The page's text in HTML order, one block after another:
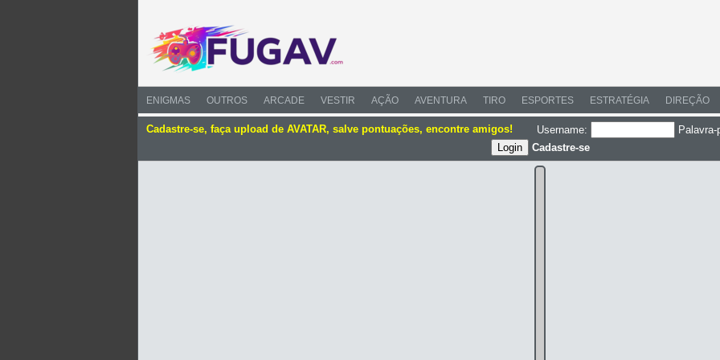
ENIGMAS OUTROS ARCADE VESTIR AÇÃO AVENTURA TIRO ESPORTES ESTRATÉGIA DIREÇÃO
Cadastre-se, faça upload de AVATAR, salve pontuações, encontre amigos! Username: Palavra-
Cadastre-se